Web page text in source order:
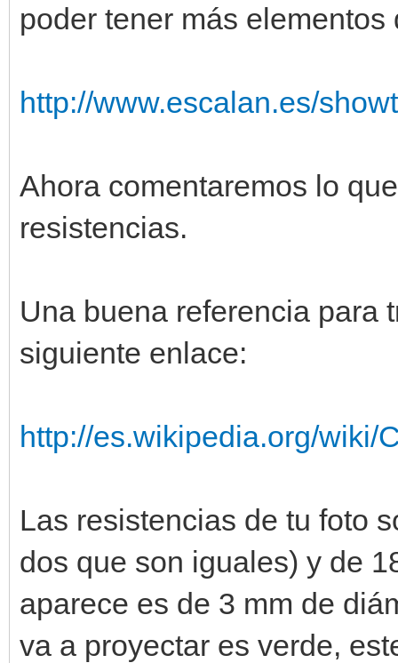
poder tener más
http://www.escalan.es/
Ahora comentaremos lo
resistencias.
Una buena referencia para
siguiente enlace:
http://es.wikipedia.org/wiki/
Las resistencias de tu foto
dos que son iguales) y de
aparece es de 3 mm de
va a proyectar es verde,